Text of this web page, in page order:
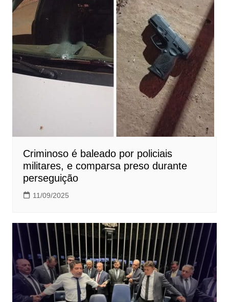
Criminoso é baleado por policiais
militares, e comparsa preso durante
perseguição
11/09/2025